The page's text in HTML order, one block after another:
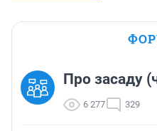
Про засаду
6 277 329